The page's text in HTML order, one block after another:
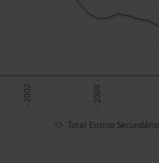
- 2002 - - 2009 -
Total Ensino Secundário